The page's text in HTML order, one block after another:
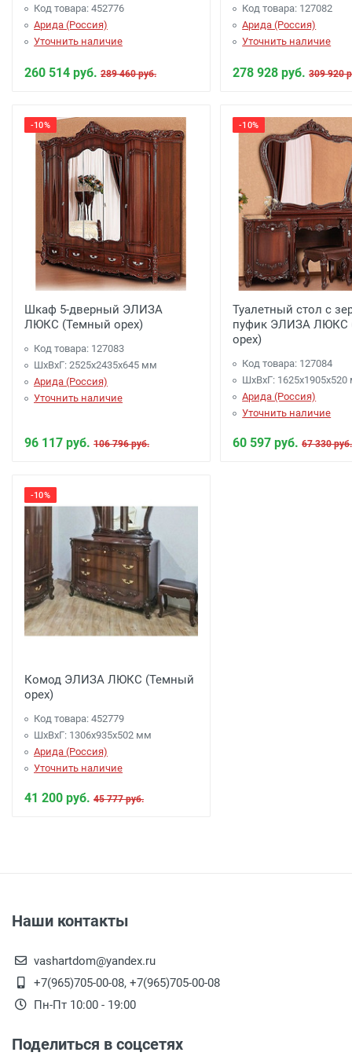
Код товара: 452776
Арида (Россия)
Уточнить наличие
260 514 руб. 289 460 руб.
Код товара: 127082
Арида (Россия)
Уточнить наличие
278 928 руб. 309 920
-10%
Шкаф 5-дверный ЭЛИЗА
ЛЮКС (Темный орех)
Код товара: 127083
ШхВхГ: 2525х2435х645 мм
Арида (Россия)
Уточнить наличие
96 117 руб. 106 796 руб.
-10%
Туалетный стол с
пуфик ЭЛИЗА ЛЮКС
орех)
Код товара: 127084
ШхВхГ:
Арида (Россия)
Уточнить наличие
60 597 руб. 67 330 руб.
-10%
Комод ЭЛИЗА ЛЮКС (Темный
орех)
Код товара: 452779
ШхВхГ: 1306х935х502 мм
Арида (Россия)
Уточнить наличие
41 200 руб. 45 777 руб.
Наши контакты
vashartdom@yandex.ru
+7(965)705-00-08, +7(965)705-00-08
Пн-Пт 10:00 - 19:00
Поделиться в соцсетях